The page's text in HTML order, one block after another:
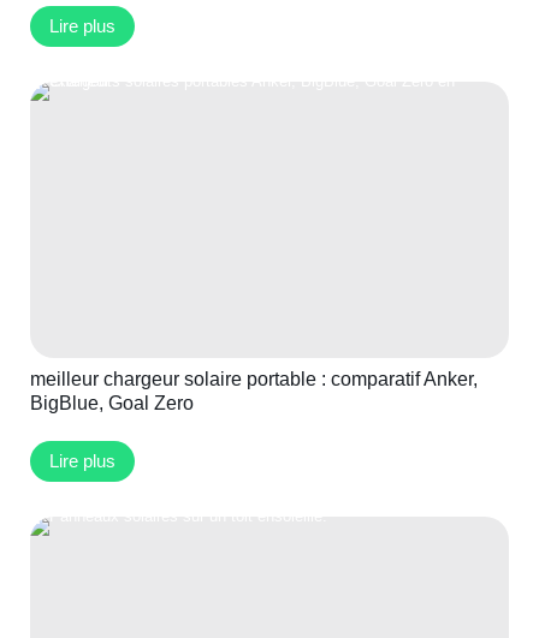
Lire plus
meilleur chargeur solaire portable : comparatif Anker,
BigBlue, Goal Zero
Lire plus